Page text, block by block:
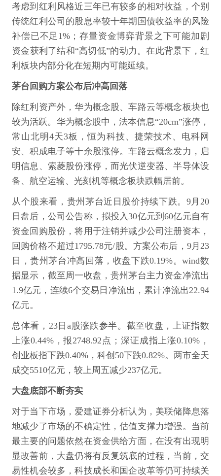
考虑到红利风格近三年已有较多的相对收益，个别
传统红利公司的股息率较十年期国债收益率的风险
补偿已不足1%；存量资金博弈背景之下可能加剧
资金获利了结和“高切低”的动力。在此背景下，红
利板块内部分化在短期内可能延续。
茅台回购方案公布后冲高回落
除红利资产外，华为概念股、车路云等概念板块也
较为活跃。华为概念股中，法本信息“20cm”涨停，
常山北明4天3板，恒为科技、捷荣技术、电科网
安、积成电子等十余股涨停。车路云概念发力，启
明信息、索菱股份涨停，而光伏逆变器、半导体设
备、航空运输、光刻机等概念板块跌幅居前。
从个股来看，贵州茅台近日股价持续下跌。9月20
日盘后，公司公告称，拟投入30亿元到60亿元自有
资金回购股份，将用于注销并减少公司注册资本，
回购价格不超过1795.78元/股。方案公布后，9月23
日，贵州茅台冲高回落，收盘下跌0.19%。wind数
据显示，截至周一收盘，贵州茅台主力资金净流出
1.9亿元，连续6个交易日净流出，累计净流出22.94
亿元。
总体看，23日a股涨跌参半。截至收盘，上证指数
上涨0.44%，报2748.92点；深证成指上涨0.10%，
创业板指下跌0.40%，科创50下跌0.82%。两市全天
成交5510亿元，较上周五减少237亿元。
大盘底部不断夯实
对于当下市场，爱建证券分析认为，美联储降息落
地减少了市场的不确定性，估值支撑力增强。当前
最主要的问题依然在资金供给方面，在没有出现明
显改善前，大盘仍将有反复筑底的过程，当前，交
易性机会较多，科技成长和国企改革等仍可持续关